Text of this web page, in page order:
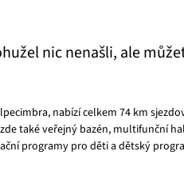
nic nenašli, ale
nabízí celkem 74 km
také veřejný bazén, multifunční
programy pro děti a dětský